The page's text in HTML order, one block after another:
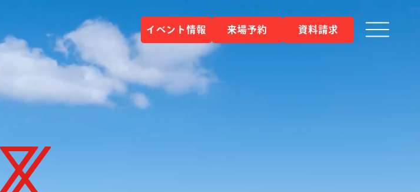
イベント情報 来場予約 資料請求